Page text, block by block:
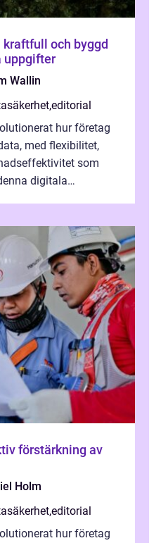
uppgifter
Wallin
,editorial
hur företag
med flexibilitet,
som
digitala
förstärkning av
Holm
,editorial
hur företag